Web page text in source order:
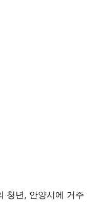
청년, 안양시에 거주